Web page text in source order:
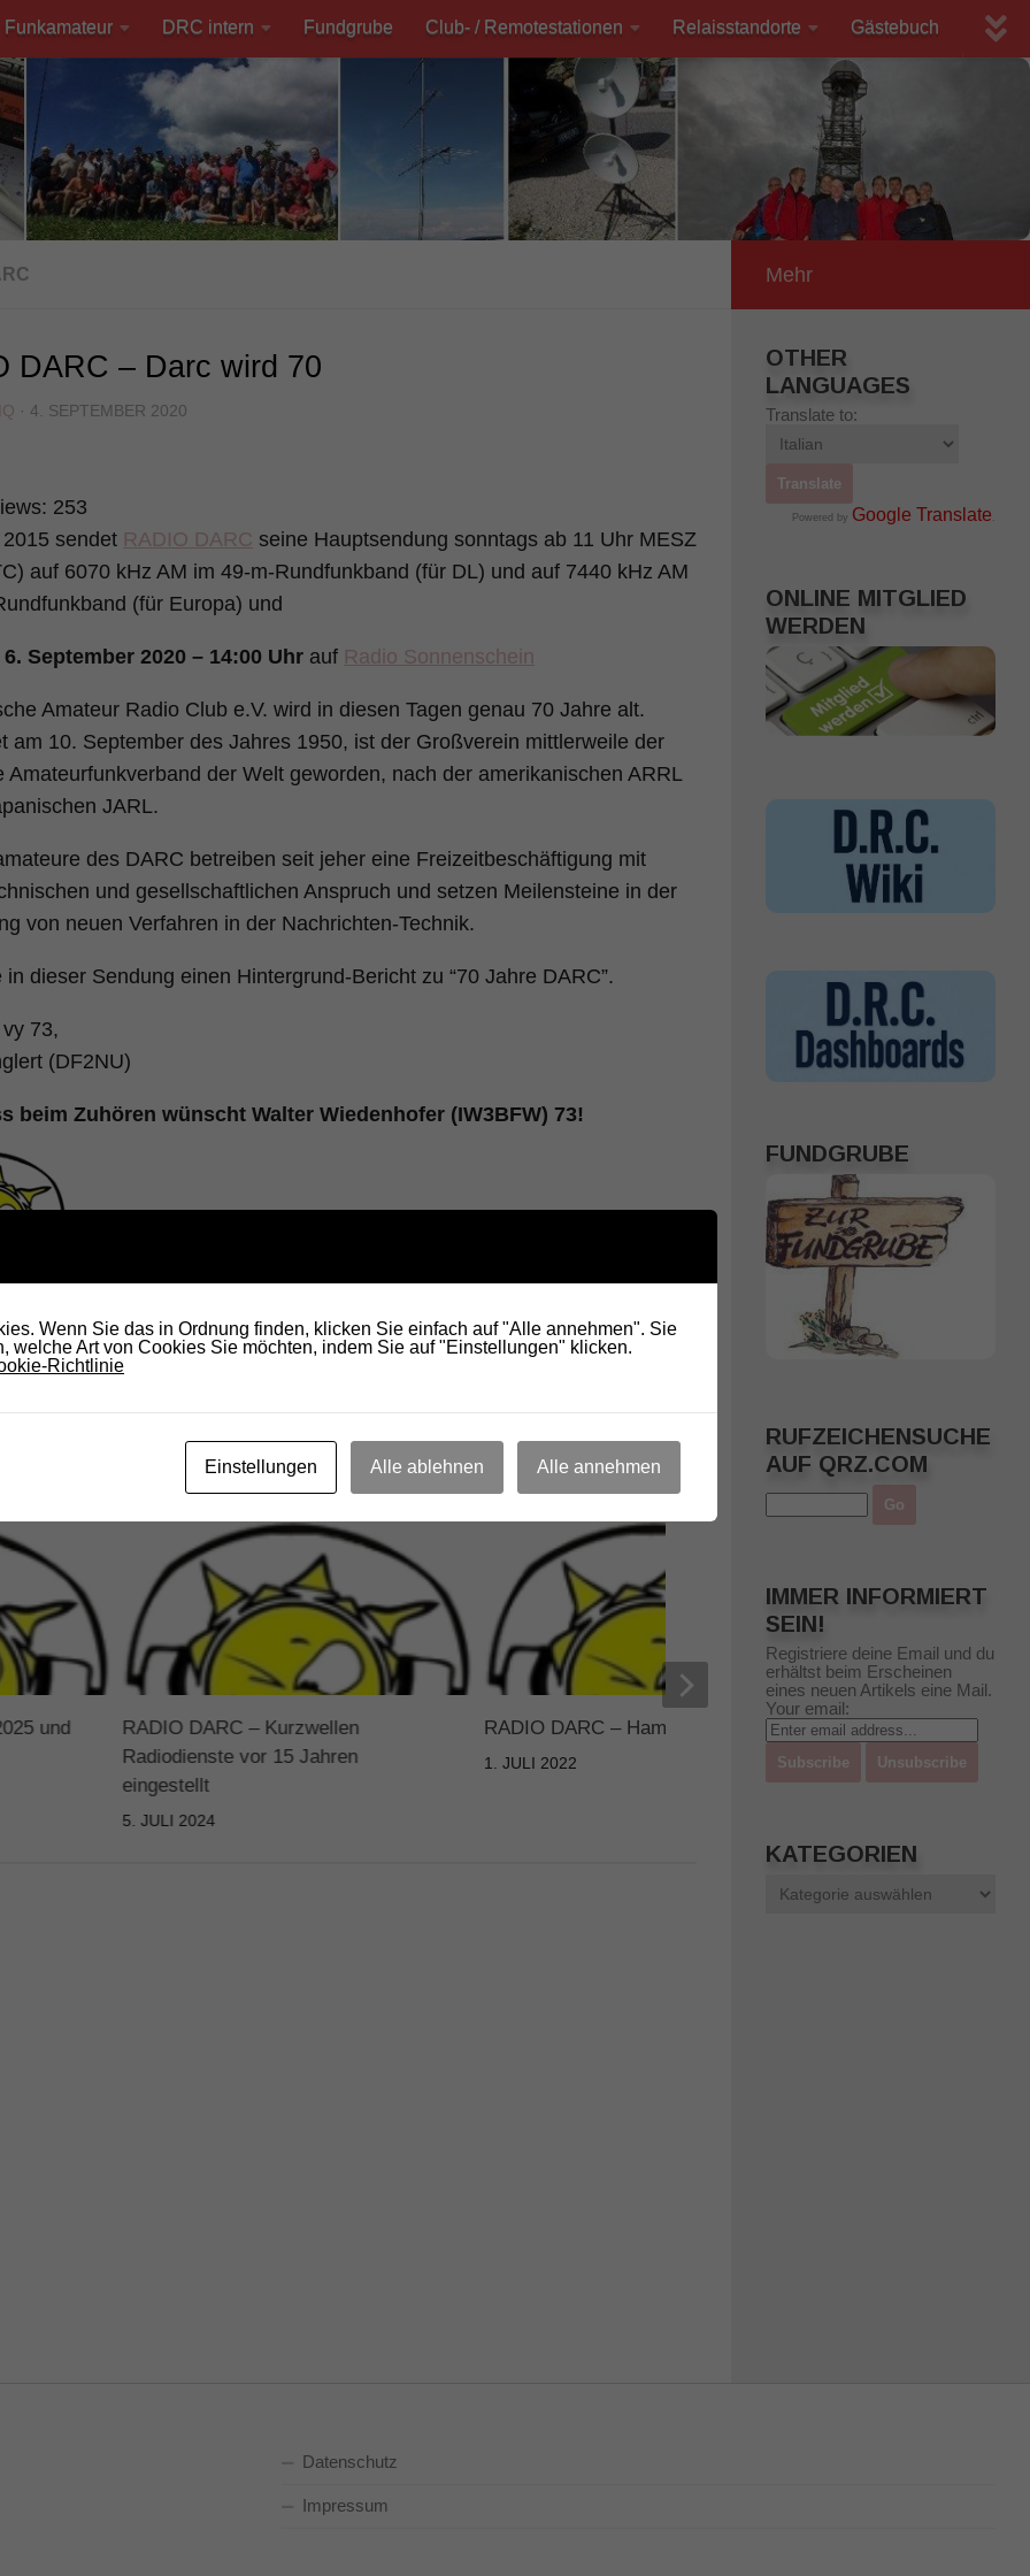
Funkamateur DRC intern Fundgrube Club- / Remotestationen Relaisstandorte Gästebuch
DARC – Darc wird 70
· 4. SEPTEMBER 2020
253
sendet RADIO DARC seine Hauptsendung sonntags ab 11 Uhr MESZ
auf 6070 kHz AM im 49-m-Rundfunkband (für DL) und auf 7440 kHz AM
(für Europa) und
September 2020 – 14:00 Uhr auf Radio Sonnenschein
Amateur Radio Club e.V. wird in diesen Tagen genau 70 Jahre alt.
am 10. September des Jahres 1950, ist der Großverein mittlerweile der
Amateurfunkverband der Welt geworden, nach der amerikanischen ARRL
JARL.
des DARC betreiben seit jeher eine Freizeitbeschäftigung mit
und gesellschaftlichen Anspruch und setzen Meilensteine in der
von neuen Verfahren in der Nachrichten-Technik.
in dieser Sendung einen Hintergrund-Bericht zu “70 Jahre DARC”.
73,
(DF2NU)
beim Zuhören wünscht Walter Wiedenhofer (IW3BFW) 73!
IW3AMQ
DICH AUCH INTERESSIEREN...
RADIO DARC – Kurzwellen
Radiodienste vor 15 Jahren
eingestellt
5. JULI 2024
RADIO DARC – Hamradio Rückblick
1. JULI 2022
RADIO DARC –
Spionagesoftware
und
Mehr
OTHER
LANGUAGES
Translate to:
Powered by Google Translate .
ONLINE MITGLIED
WERDEN
FUNDGRUBE
RUFZEICHENSUCHE
AUF QRZ.COM
IMMER INFORMIERT
SEIN!
Registriere deine Email und du
erhältst beim Erscheinen
eines neuen Artikels eine Mail.
Your email:
KATEGORIEN
Datenschutz
Impressum
Wenn Sie das in Ordnung finden, klicken Sie einfach auf "Alle annehmen". Sie
welche Art von Cookies Sie möchten, indem Sie auf "Einstellungen" klicken.
Richtlinie
Einstellungen Alle ablehnen Alle annehmen